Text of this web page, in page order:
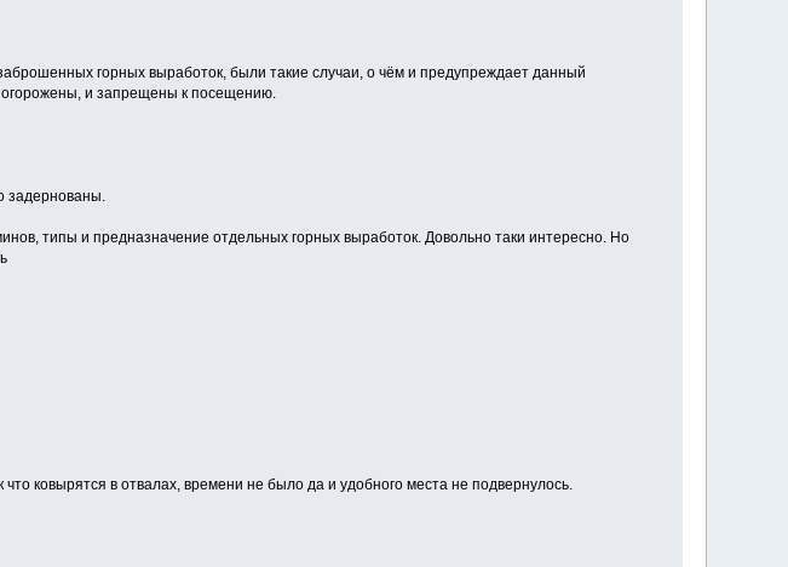
горных выработок, были такие случаи, о чём и предупреждает данный
огорожены, и запрещены к посещению.
задернованы.
типы и предназначение отдельных горных выработок. Довольно таки интересно. Но
ковырятся в отвалах, времени не было да и удобного места не подвернулось.